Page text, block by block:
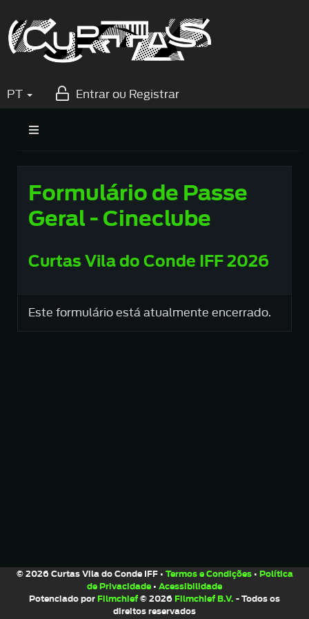
PT Entrar ou Registrar
Formulário de Passe
Geral - Cineclube
Curtas Vila do Conde IFF 2026
Este formulário está atualmente encerrado.
© 2026 Curtas Vila do Conde IFF • Termos e Condições• Política
de Privacidade • Acessibilidade
Potenciado por Filmchief © 2026 Filmchief B.V. - Todos os
direitos reservados